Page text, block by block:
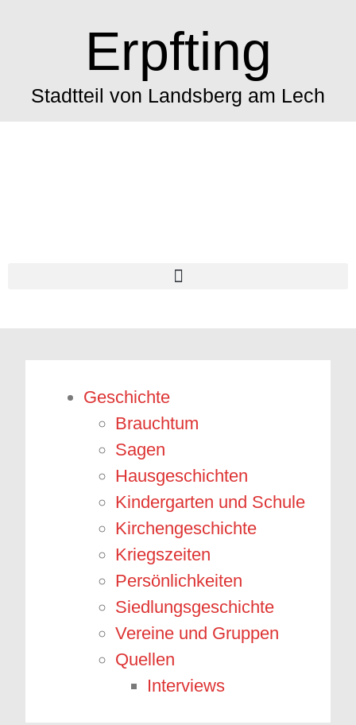
Erpfting
Stadtteil von Landsberg am Lech
Geschichte
Brauchtum
Sagen
Hausgeschichten
Kindergarten und Schule
Kirchengeschichte
Kriegszeiten
Persönlichkeiten
Siedlungsgeschichte
Vereine und Gruppen
Quellen
Interviews